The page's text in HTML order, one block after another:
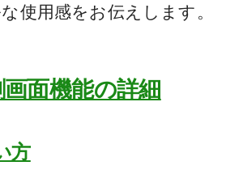
使用感をお伝えします。
面機能の詳細
方